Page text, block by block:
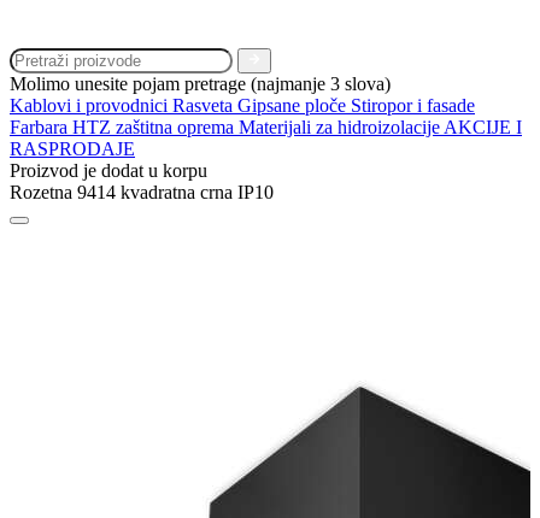
Molimo unesite pojam pretrage (najmanje 3 slova)
Kablovi i provodnici Rasveta Gipsane ploče Stiropor i fasade
Farbara HTZ zaštitna oprema Materijali za hidroizolacije AKCIJE I
RASPRODAJE
Proizvod je dodat u korpu
Rozetna 9414 kvadratna crna IP10